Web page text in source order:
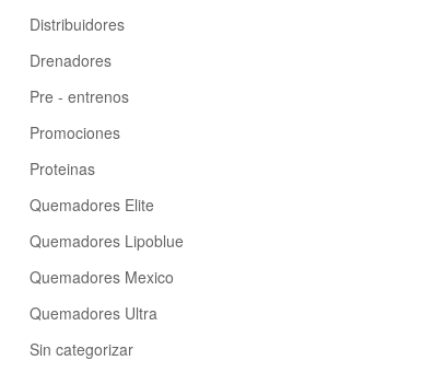
Distribuidores
Drenadores
Pre - entrenos
Promociones
Proteinas
Quemadores Elite
Quemadores Lipoblue
Quemadores Mexico
Quemadores Ultra
Sin categorizar